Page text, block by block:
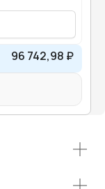
96 742,98 ₽